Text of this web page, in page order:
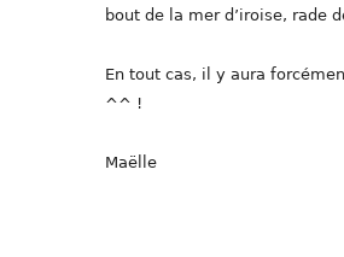
bout de la mer d’iroise, rade
En tout cas, il y aura
^^ !
Maëlle